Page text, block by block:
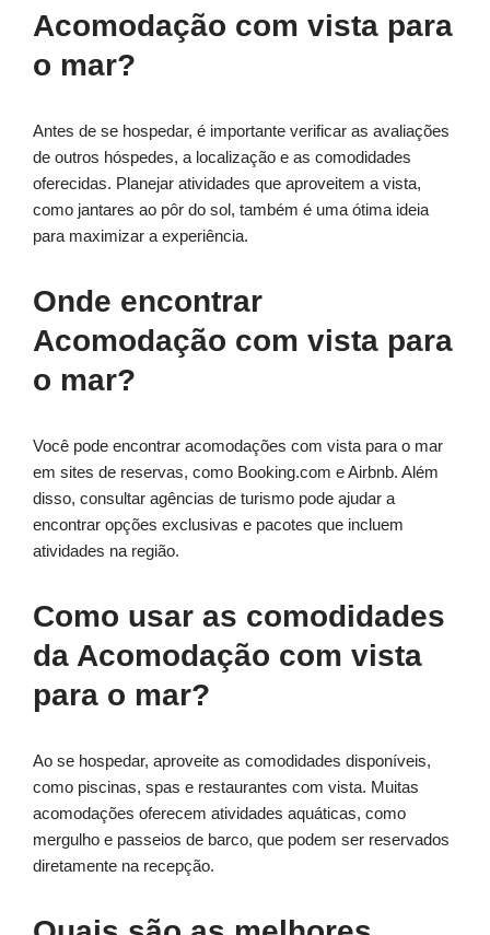
Acomodação com vista para
o mar?
Antes de se hospedar, é importante verificar as avaliações
de outros hóspedes, a localização e as comodidades
oferecidas. Planejar atividades que aproveitem a vista,
como jantares ao pôr do sol, também é uma ótima ideia
para maximizar a experiência.
Onde encontrar
Acomodação com vista para
o mar?
Você pode encontrar acomodações com vista para o mar
em sites de reservas, como Booking.com e Airbnb. Além
disso, consultar agências de turismo pode ajudar a
encontrar opções exclusivas e pacotes que incluem
atividades na região.
Como usar as comodidades
da Acomodação com vista
para o mar?
Ao se hospedar, aproveite as comodidades disponíveis,
como piscinas, spas e restaurantes com vista. Muitas
acomodações oferecem atividades aquáticas, como
mergulho e passeios de barco, que podem ser reservados
diretamente na recepção.